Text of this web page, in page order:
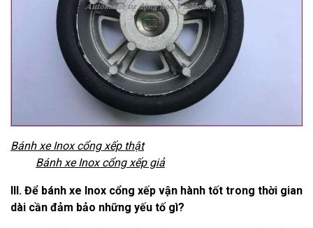
Bánh xe Inox cổng xếp thật
Bánh xe Inox cổng xếp giả
III. Để bánh xe Inox cổng xếp vận hành tốt trong thời gian
dài cần đảm bảo những yếu tố gì?